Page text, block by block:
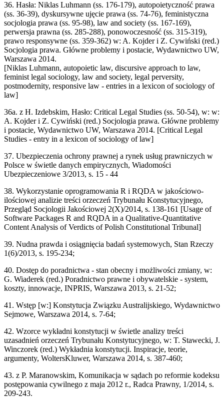
36. Hasła: Niklas Luhmann (ss. 176-179), autopoietyczność prawa
(ss. 36-39), dyskursywne ujęcie prawa (ss. 74-76), feministyczna
socjologia prawa (ss. 95-98), law and society (ss. 167-169),
perwersja prawna (ss. 285-288), ponowoczesność (ss. 315-319),
prawo responsywne (ss. 359-362) w: A. Kojder i Z. Cywiński (red.)
Socjologia prawa. Główne problemy i postacie, Wydawnictwo UW,
Warszawa 2014.
[Niklas Luhmann, autopoietic law, discursive approach to law,
feminist legal sociology, law and society, legal perversity,
postmodernity, responsive law - entries in a lexicon of sociology of
law]
36a. z H. Izdebskim, Hasło: Critical Legal Studies (ss. 50-54), w: w:
A. Kojder i Z. Cywiński (red.) Socjologia prawa. Główne problemy
i postacie, Wydawnictwo UW, Warszawa 2014. [Critical Legal
Studies - entry in a lexicon of sociology of law]
37. Ubezpieczenia ochrony prawnej a rynek usług prawniczych w
Polsce w świetle danych empirycznych, Wiadomości
Ubezpieczeniowe 3/2013, s. 15 - 44
38. Wykorzystanie oprogramowania R i RQDA w jakościowo-
ilościowej analizie treści orzeczeń Trybunału Konstytucyjnego,
Przegląd Socjologii Jakościowej 2(X)/2014, s. 138-161 [Usage of
Software Packages R and RQDA in a Qualitative-Quantitative
Content Analysis of Verdicts of Polish Constitutional Tribunal]
39. Nudna prawda i osiągnięcia badań systemowych, Stan Rzeczy
1(6)/2013, s. 195-234;
40. Dostęp do poradnictwa - stan obecny i możliwości zmiany, w:
G. Wiaderek (red.) Poradnictwo prawne i obywatelskie - system,
koszty, innowacje, INPRIS, Warszawa 2013, s. 21-52;
41. Wstęp [w:] Konstytucja Związku Australijskiego, Wydawnictwo
Sejmowe, Warszawa 2014, s. 7-64;
42. Wzorce wykładni konstytucji w świetle analizy treści
uzasadnień orzeczeń Trybunału Konstytucyjnego, w: T. Stawecki, J.
Winczorek (red.) Wykładnia konstytucji. Inspiracje, teorie,
argumenty, WoltersKluwer, Warszawa 2014, s. 387-460;
43. z P. Maranowskim, Komunikacja w sądach po reformie kodeksu
postępowania cywilnego z maja 2012 r., Radca Prawny, 1/2014, s.
209-243.